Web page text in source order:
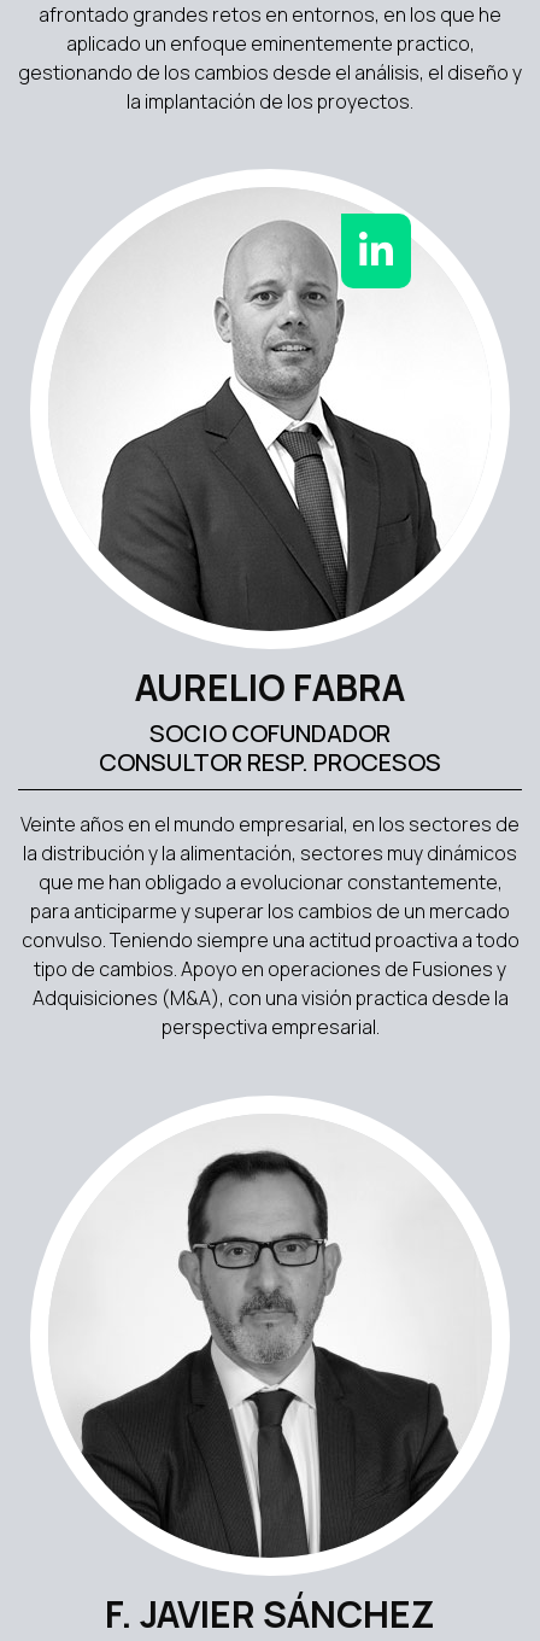
afrontado grandes retos en entornos, en los que he
aplicado un enfoque eminentemente practico,
gestionando de los cambios desde el análisis, el diseño y
la implantación de los proyectos.
AURELIO FABRA
SOCIO COFUNDADOR
CONSULTOR RESP. PROCESOS
Veinte años en el mundo empresarial, en los sectores de
la distribución y la alimentación, sectores muy dinámicos
que me han obligado a evolucionar constantemente,
para anticiparme y superar los cambios de un mercado
convulso. Teniendo siempre una actitud proactiva a todo
tipo de cambios. Apoyo en operaciones de Fusiones y
Adquisiciones (M&A), con una visión practica desde la
perspectiva empresarial.
F. JAVIER SÁNCHEZ